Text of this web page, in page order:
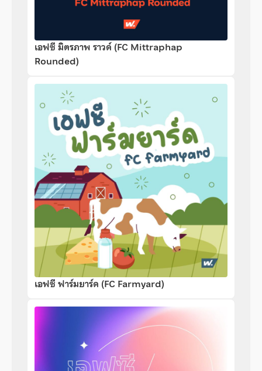
เอฟซี มิตรภาพ ราวด์ (FC Mittraphap
Rounded)
เอฟซี ฟาร์มยาร์ด (FC Farmyard)